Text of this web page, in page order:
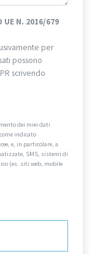
UE N. 2016/679
per
possono
scrivendo
dei miei dati
indicato
e, in particolare, a
SMS, sistemi di
(es. siti web, mobile